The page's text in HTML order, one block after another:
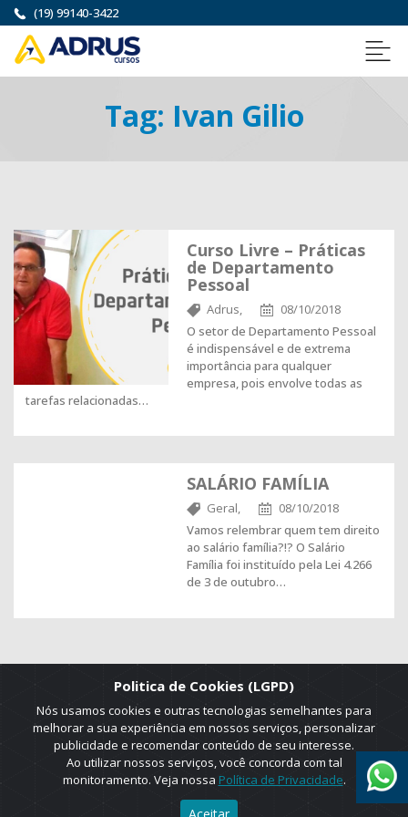
(19) 99140-3422
Tag: Ivan Gilio
Curso Livre – Práticas
de Departamento
Pessoal
Adrus,
08/10/2018
O setor de Departamento Pessoal
é indispensável e de extrema
importância para qualquer
empresa, pois envolve todas as
tarefas relacionadas…
SALÁRIO FAMÍLIA
Geral,
08/10/2018
Vamos relembrar quem tem direito
ao salário família?!? O Salário
Família foi instituído pela Lei 4.266
de 3 de outubro…
2025 © Copyright. ADRUS. Todos os direitos reservados. Designed by
Politica de Cookies (LGPD)
Nós usamos cookies e outras tecnologias semelhantes para
melhorar a sua experiência em nossos serviços, personalizar
publicidade e recomendar conteúdo de seu interesse.
Ao utilizar nossos serviços, você concorda com tal
monitoramento. Veja nossa Política de Privacidade.